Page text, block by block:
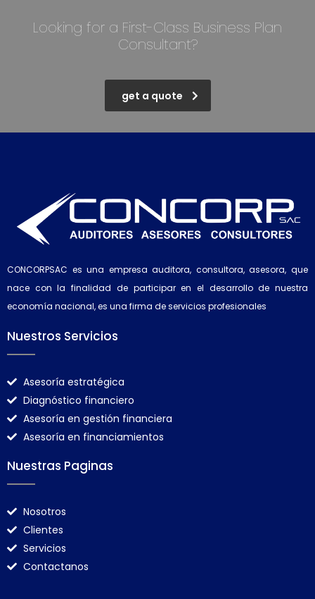
Looking for a First-Class Business Plan
Consultant?
get a quote
CONCORPSAC es una empresa auditora, consultora, asesora, que
nace con la finalidad de participar en el desarrollo de nuestra
economía nacional, es una firma de servicios profesionales
Nuestros Servicios
Asesoría estratégica
Diagnóstico financiero
Asesoría en gestión financiera
Asesoría en financiamientos
Nuestras Paginas
Nosotros
Clientes
Servicios
Contactanos